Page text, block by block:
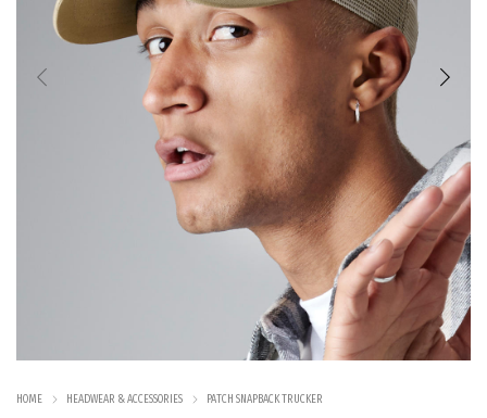
HOME HEADWEAR & ACCESSORIES PATCH SNAPBACK TRUCKER